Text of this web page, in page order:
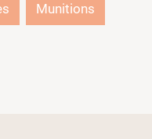
Munitions